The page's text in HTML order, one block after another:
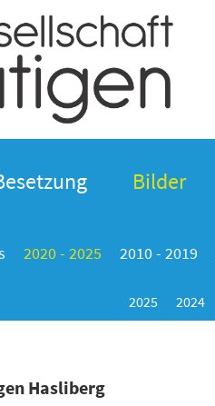
Bilder
2020 - 2025 2010 - 2019
2025 2024
Hasliberg